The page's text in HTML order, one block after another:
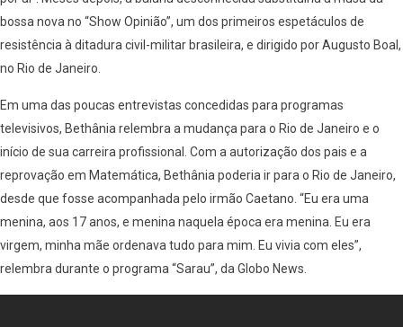
bossa nova no “Show Opinião”, um dos primeiros espetáculos de
resistência à ditadura civil-militar brasileira, e dirigido por Augusto Boal,
no Rio de Janeiro.
Em uma das poucas entrevistas concedidas para programas
televisivos, Bethânia relembra a mudança para o Rio de Janeiro e o
início de sua carreira profissional. Com a autorização dos pais e a
reprovação em Matemática, Bethânia poderia ir para o Rio de Janeiro,
desde que fosse acompanhada pelo irmão Caetano. “Eu era uma
menina, aos 17 anos, e menina naquela época era menina. Eu era
virgem, minha mãe ordenava tudo para mim. Eu vivia com eles”,
relembra durante o programa “Sarau”, da Globo News.